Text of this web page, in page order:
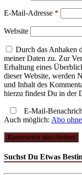
E-Mail-Adresse *
Website
Durch das Anhaken
meiner Daten zu. Zur
Erhaltung eines
dieser Website, werden
und Inhalt des
hierzu findest Du in der
E-Mail-
Auch möglich: Abo
Suchst Du Etwas